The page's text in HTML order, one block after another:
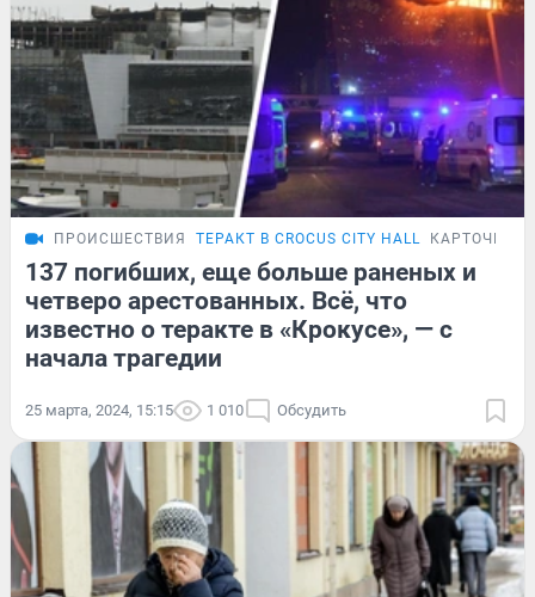
ПРОИСШЕСТВИЯ ТЕРАКТ В CROCUS CITY HALL КАРТОЧКИ
137 погибших, еще больше раненых и
четверо арестованных. Всё, что
известно о теракте в «Крокусе», — с
начала трагедии
25 марта, 2024, 15:15 1 010 Обсудить